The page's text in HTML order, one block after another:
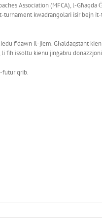
Association (MFCA), l-Għaqda
turnament kwadrangolari isir
f’dawn il-jiem. Għaldaqstant kien
fih issoltu kienu jinġabru
futur qrib.